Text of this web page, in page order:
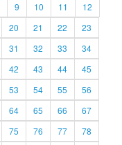
9 10 11
12
20 21 22
23
31 32 33
34
42 43 44
45
53 54 55
56
64 65 66
67
75 76 77
78